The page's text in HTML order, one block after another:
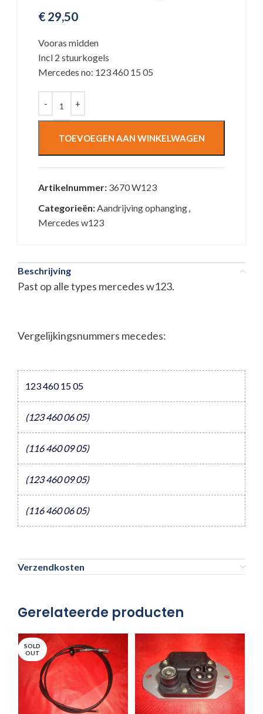
€ 29,50
Vooras midden
Incl 2 stuurkogels
Mercedes no: 123 460 15 05
TOEVOEGEN AAN WINKELWAGEN
Artikelnummer: 3670 W123
Categorieën:Aandrijving ophanging,
Mercedes w123
Beschrijving
Past op alle types mercedes w123.
Vergelijkingsnummers mecedes:
123 460 15 05
(123 460 06 05)
(116 460 09 05)
(123 460 09 05)
(116 460 06 05)
Verzendkosten
Gerelateerde producten
SOLD
OUT